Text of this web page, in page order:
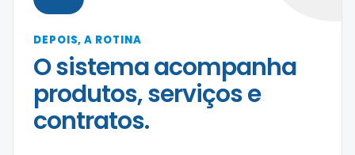
DEPOIS, A ROTINA
O sistema acompanha
produtos, serviços e
contratos.